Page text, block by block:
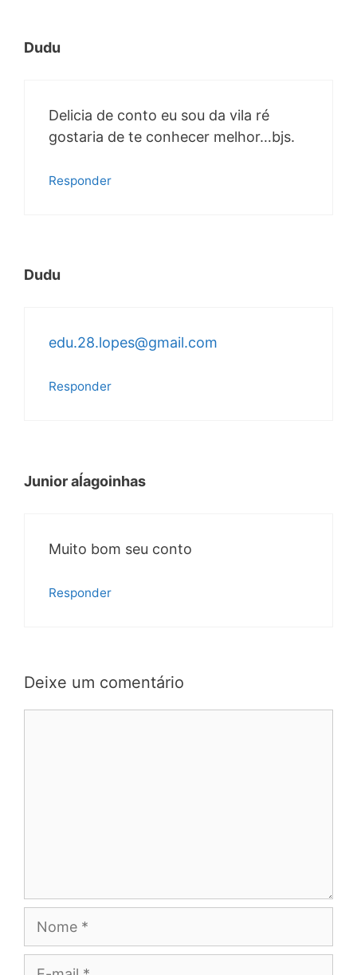
Dudu
Delicia de conto eu sou da vila ré
gostaria de te conhecer melhor…bjs.
Responder
Dudu
edu.28.lopes@gmail.com
Responder
Junior aĺagoinhas
Muito bom seu conto
Responder
Deixe um comentário